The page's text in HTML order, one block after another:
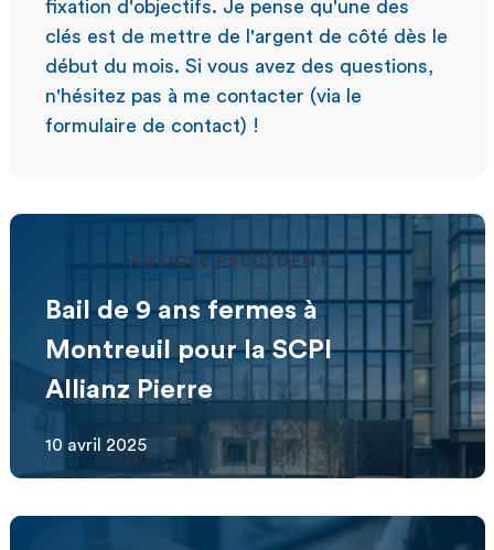
fixation d'objectifs. Je pense qu'une des
clés est de mettre de l'argent de côté dès le
début du mois. Si vous avez des questions,
n'hésitez pas à me contacter (via le
formulaire de contact) !
ARTICLE PRÉCÉDENT
Bail de 9 ans fermes à
Montreuil pour la SCPI
Allianz Pierre
10 avril 2025